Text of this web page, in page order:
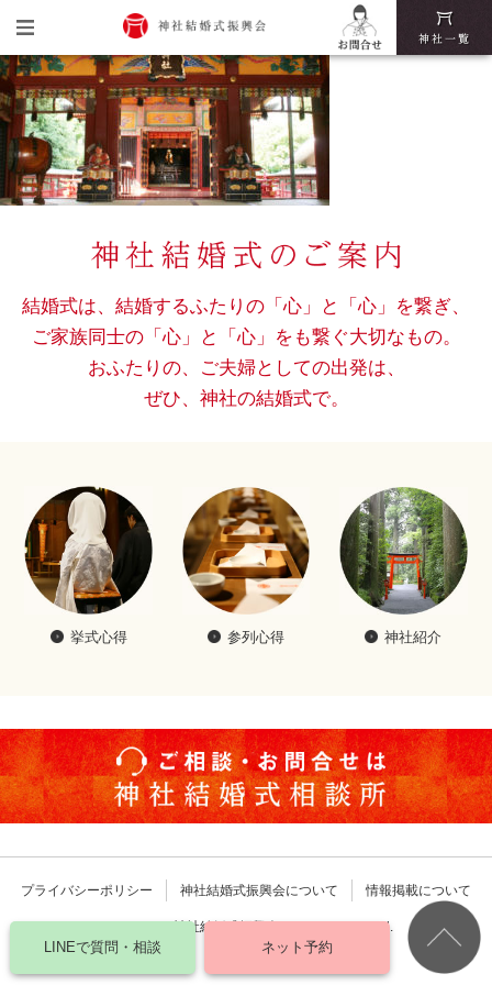
トップ
神社結婚式振興会とは
神社結婚式の魅力
挙式・披露宴までの流れ
神社結婚式いろは
結婚式は、結婚するふたりの「心」と「心」を繋ぎ、
ご家族同士の「心」と「心」をも繋ぐ大切なもの。
おふたりの、ご夫婦としての出発は、
ぜひ、神社の結婚式で。
挙式心得 参列心得 神社紹介
プライバシーポリシー 神社結婚式振興会について 情報掲載について
Copyright © 神社結婚式振興会 All rights reserved.
LINEで質問・相談 ネット予約